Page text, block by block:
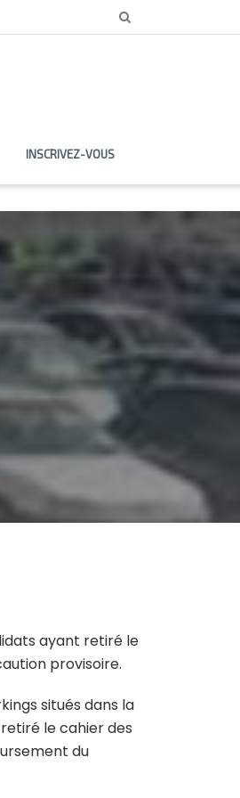
INSCRIVEZ-VOUS
ayant retiré le
provisoire.
situés dans la
le cahier des
du